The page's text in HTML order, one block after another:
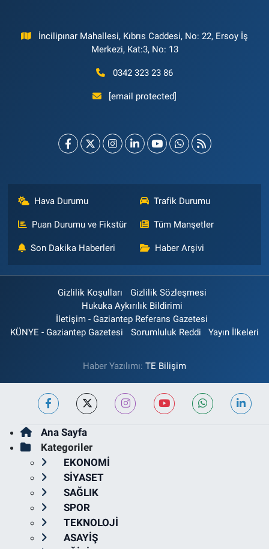
İncilipınar Mahallesi, Kıbrıs Caddesi, No: 22, Ersoy İş
Merkezi, Kat:3, No: 13
0342 323 23 86
[email protected]
Hava Durumu Trafik Durumu
Puan Durumu ve Fikstür Tüm Manşetler
Son Dakika Haberleri Haber Arşivi
Gizlilik Koşulları
Gizlilik Sözleşmesi
Hukuka Aykırılık Bildirimi
İletişim - Gaziantep Referans Gazetesi
KÜNYE - Gaziantep Gazetesi
Sorumluluk Reddi Yayın İlkeleri
Haber Yazılımı: TE Bilişim
Ana Sayfa
Kategoriler
EKONOMİ
SİYASET
SAĞLIK
SPOR
TEKNOLOJİ
ASAYİŞ